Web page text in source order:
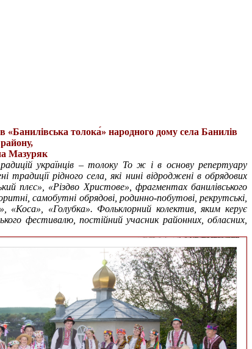
толока́» народного дому села Банилів
Мазуряк
українців – толоку То ж і в основу репертуару
традиції рідного села, які нині відроджені в обрядових
плєс», «Різдво Христове», фрагментах банилівського
самобутні обрядові, родинно-побутові, рекрутські,
«Коса», «Голубка». Фольклорний колектив, яким керує
фестивалю, постійний учасник районних, обласних,